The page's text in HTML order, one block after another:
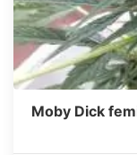
Moby Dick